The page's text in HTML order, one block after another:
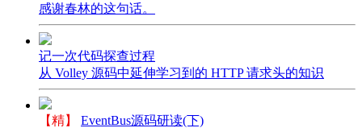
感谢春林的这句话。
记一次代码探查过程
从 Volley 源码中延伸学习到的 HTTP 请求头的知识
【精】
EventBus源码研读(下)